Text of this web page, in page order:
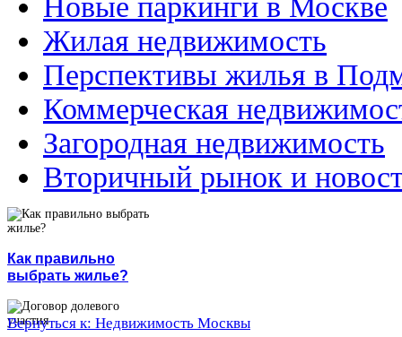
Новые паркинги в Москве
Жилая недвижимость
Перспективы жилья в
Коммерческая
Загородная недвижимость
Вторичный рынок и
Как правильно
выбрать жилье?
Вернуться к: Недвижимость Москвы